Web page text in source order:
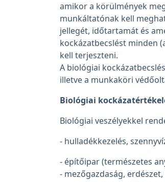
amikor a körülmények
munkáltatónak kell
jellegét, időtartamát és
kockázatbecslést minden
kell terjeszteni.
A biológiai
illetve a munkaköri
Biológiai
Biológiai veszélyekkel
- hulladékkezelés,
- építőipar (természetes
- mezőgazdaság,